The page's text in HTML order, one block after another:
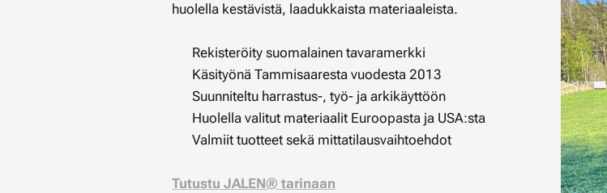
huolella kestävistä, laadukkaista materiaaleista.
✔ Rekisteröity suomalainen tavaramerkki
✔ Käsityönä Tammisaaresta vuodesta 2013
✔ Suunniteltu harrastus-, työ- ja arkikäyttöön
✔ Huolella valitut materiaalit Euroopasta ja USA:sta
✔ Valmiit tuotteet sekä mittatilausvaihtoehdot
Tutustu JALEN® tarinaan